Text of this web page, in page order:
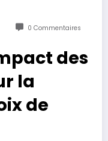
0 Commentaires
des
la
de